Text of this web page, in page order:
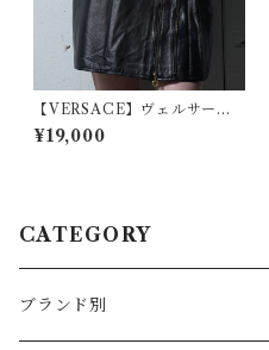
【VERSACE】ヴェルサーチ
エンボスメドゥーサレザース
カート black
¥19,000
CATEGORY
ブランド別